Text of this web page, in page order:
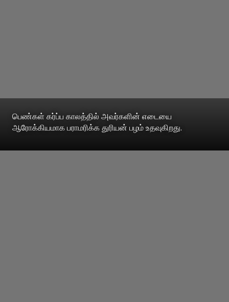
பெண்கள் கர்ப்ப காலத்தில் அவர்களின் எடையை
ஆரோக்கியமாக பராமரிக்க துரியன் பழம் உதவுகிறது.